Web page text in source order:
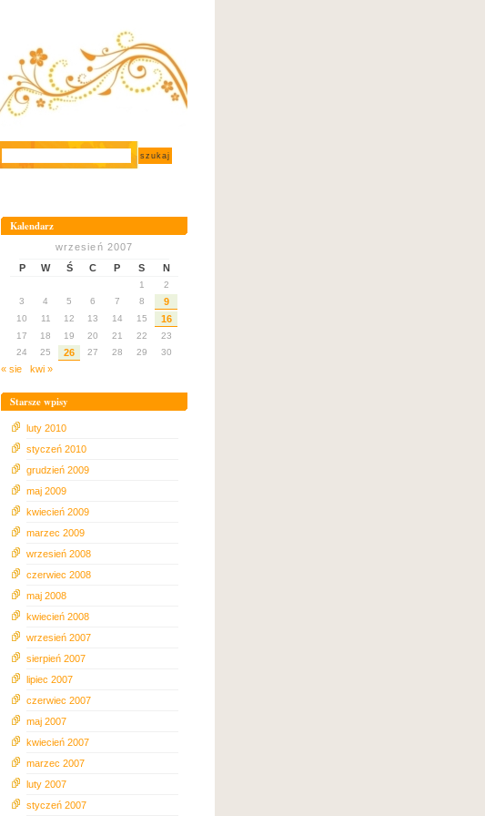
Kalendarz
wrzesień 2007
P
W Ś C P S N
1
2
3
4 5 6 7 8 9
10 11 12 13 14 15 16
17 18 19 20 21 22
23
24
25 26 27 28 29 30
« sie kwi »
Starsze wpisy
luty 2010
styczeń 2010
grudzień 2009
maj 2009
kwiecień 2009
marzec 2009
wrzesień 2008
czerwiec 2008
maj 2008
kwiecień 2008
wrzesień 2007
sierpień 2007
lipiec 2007
czerwiec 2007
maj 2007
kwiecień 2007
marzec 2007
luty 2007
styczeń 2007